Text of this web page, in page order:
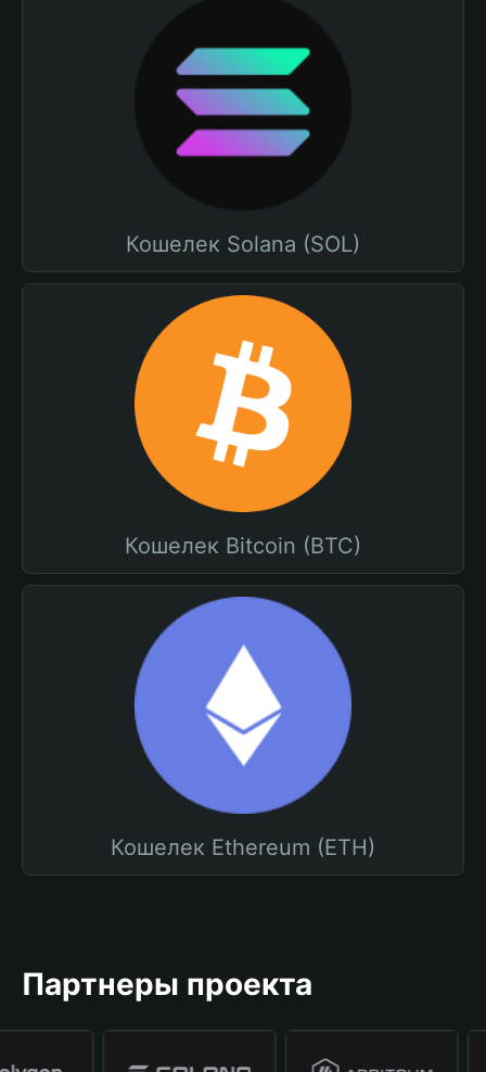
Кошелек Solana (SOL)
Кошелек Bitcoin (BTC)
Кошелек Ethereum (ETH)
Партнеры проекта